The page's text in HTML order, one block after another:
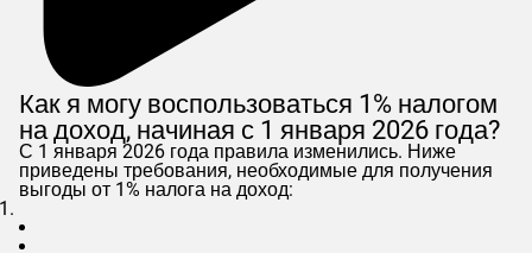
Как я могу воспользоваться 1% налогом
на доход, начиная с 1 января 2026 года?
С 1 января 2026 года правила изменились. Ниже
приведены требования, необходимые для получения
выгоды от 1% налога на доход: